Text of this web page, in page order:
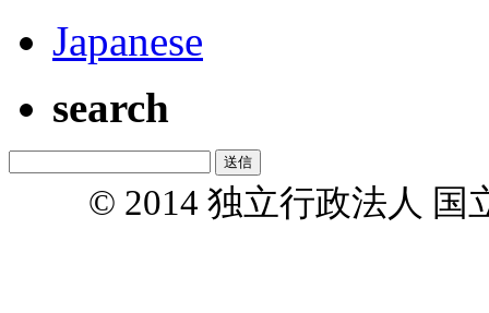
Japanese
search
© 2014 独立行政法人 国